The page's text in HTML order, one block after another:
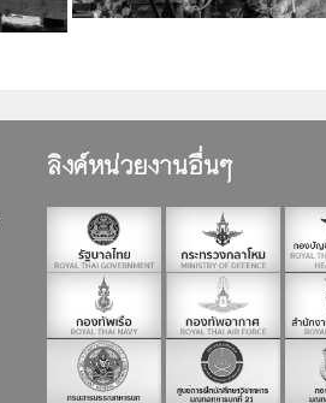
ลิงค์หน่วยงานอื่นๆ